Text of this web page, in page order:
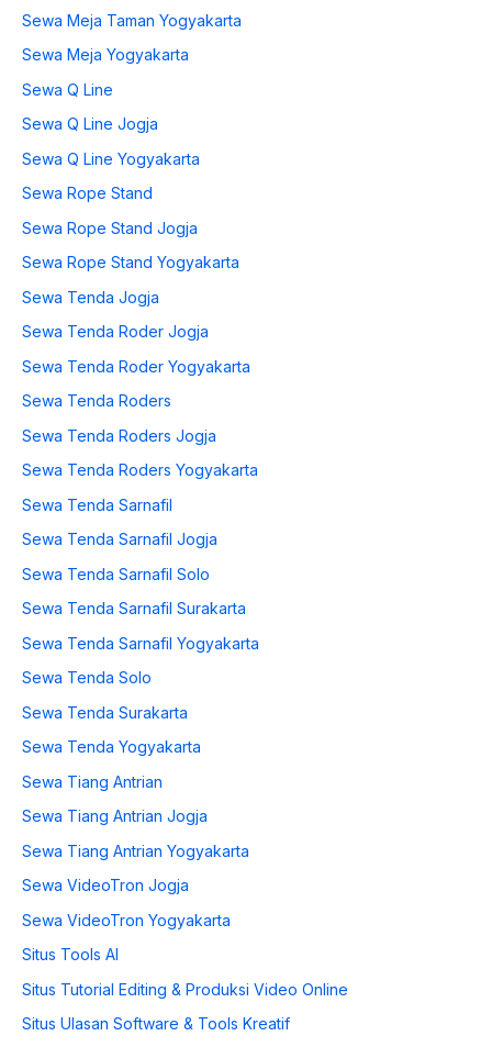
Sewa Meja Taman Yogyakarta
Sewa Meja Yogyakarta
Sewa Q Line
Sewa Q Line Jogja
Sewa Q Line Yogyakarta
Sewa Rope Stand
Sewa Rope Stand Jogja
Sewa Rope Stand Yogyakarta
Sewa Tenda Jogja
Sewa Tenda Roder Jogja
Sewa Tenda Roder Yogyakarta
Sewa Tenda Roders
Sewa Tenda Roders Jogja
Sewa Tenda Roders Yogyakarta
Sewa Tenda Sarnafil
Sewa Tenda Sarnafil Jogja
Sewa Tenda Sarnafil Solo
Sewa Tenda Sarnafil Surakarta
Sewa Tenda Sarnafil Yogyakarta
Sewa Tenda Solo
Sewa Tenda Surakarta
Sewa Tenda Yogyakarta
Sewa Tiang Antrian
Sewa Tiang Antrian Jogja
Sewa Tiang Antrian Yogyakarta
Sewa VideoTron Jogja
Sewa VideoTron Yogyakarta
Situs Tools AI
Situs Tutorial Editing & Produksi Video Online
Situs Ulasan Software & Tools Kreatif